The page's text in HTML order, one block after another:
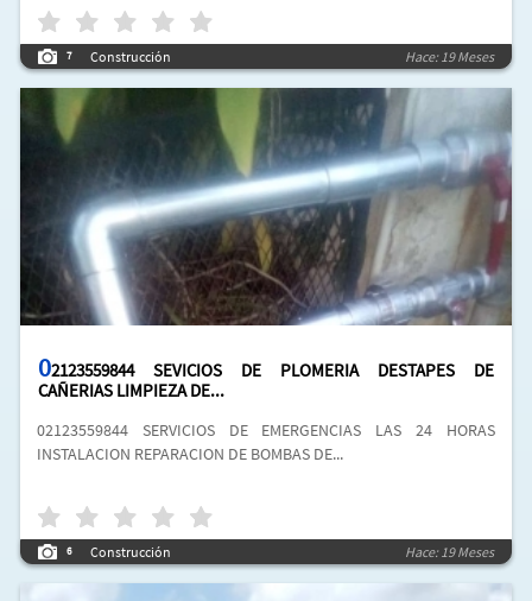
7 Construcción Hace: 19 Meses
02123559844 SEVICIOS DE PLOMERIA DESTAPES DE
CAÑERIAS LIMPIEZA DE...
02123559844 SERVICIOS DE EMERGENCIAS LAS 24 HORAS
INSTALACION REPARACION DE BOMBAS DE...
6 Construcción Hace: 19 Meses